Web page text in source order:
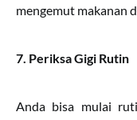
mengemut makanan
7. Periksa Gigi Rutin
Anda bisa mulai